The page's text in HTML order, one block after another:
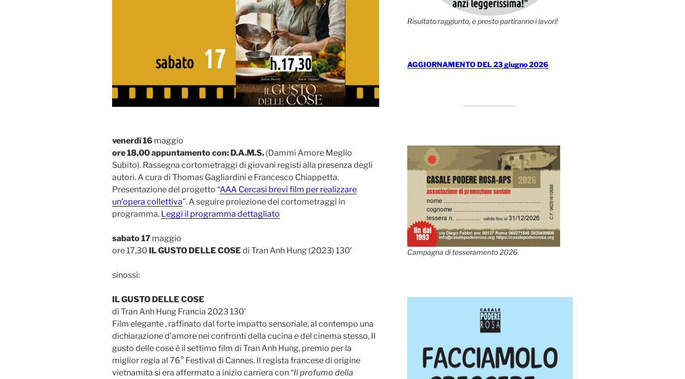
venerdì 16 maggio
ore 18,00 appuntamento con: D.A.M.S. (Dammi Amore Meglio
Subito). Rassegna cortometraggi di giovani registi alla presenza degli
autori. A cura di Thomas Gagliardini e Francesco Chiappetta.
Presentazione del progetto “AAA Cercasi brevi film per realizzare
un’opera collettiva”. A seguire proiezione dei cortometraggi in
programma. Leggi il programma dettagliato
sabato 17 maggio
ore 17,30 IL GUSTO DELLE COSE di Tran Anh Hung (2023) 130′
sinossi:
IL GUSTO DELLE COSE
di Tran Anh Hung Francia 2023 130′
Film elegante , raffinato dal forte impatto sensoriale, al contempo una
dichiarazione d’amore nei confronti della cucina e del cinema stesso, Il
gusto delle cose è il settimo film di Tran Anh Hung, premio per la
miglior regia al 76° Festival di Cannes. Il regista francese di origine
vietnamita si era affermato a inizio carriera con “Il profumo della
Risultato raggiunto, e presto partiranno i lavori!
AGGIORNAMENTO DEL 23 giugno 2026
Campagna di tesseramento 2026